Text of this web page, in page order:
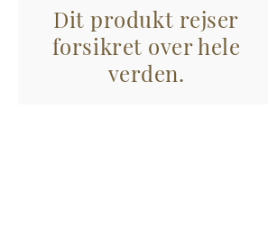
Dit produkt rejser
forsikret over hele
verden.